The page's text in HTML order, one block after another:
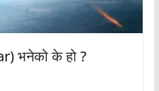
भनेको के हो ?